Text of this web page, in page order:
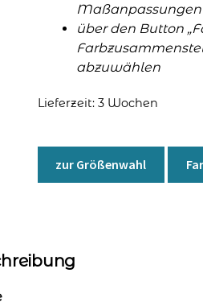
über den Button
abzuwählen
Lieferzeit: 3 Wochen
zur Größenwahl